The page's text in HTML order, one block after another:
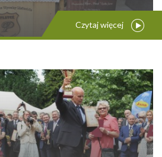
Czytaj więcej